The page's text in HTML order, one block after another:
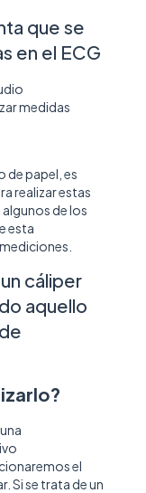
que se
en el ECG
medidas
de papel, es
realizar estas
de los
esta
cáliper
aquello
el
Si se trata de un